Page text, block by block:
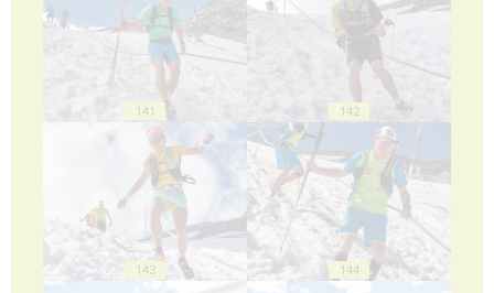
141 142
143 144